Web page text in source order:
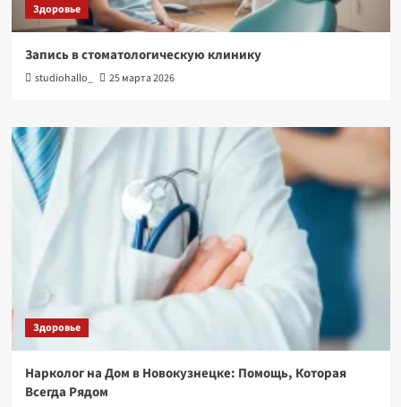
Здоровье
Запись в стоматологическую клинику
studiohallo_ 25 марта 2026
Здоровье
Нарколог на Дом в Новокузнецке: Помощь, Которая
Всегда Рядом